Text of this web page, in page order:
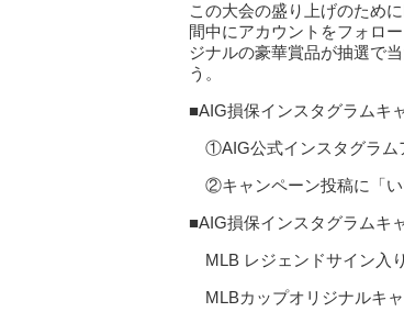
この大会の盛り上げのため
間中にアカウントをフォロ
ジナルの豪華賞品が抽選で
う。
■AIG損保インスタグラムキ
①AIG公式インスタグラム
②キャンペーン投稿に「い
■AIG損保インスタグラムキ
MLB レジェンドサイン入
MLBカップオリジナルキ